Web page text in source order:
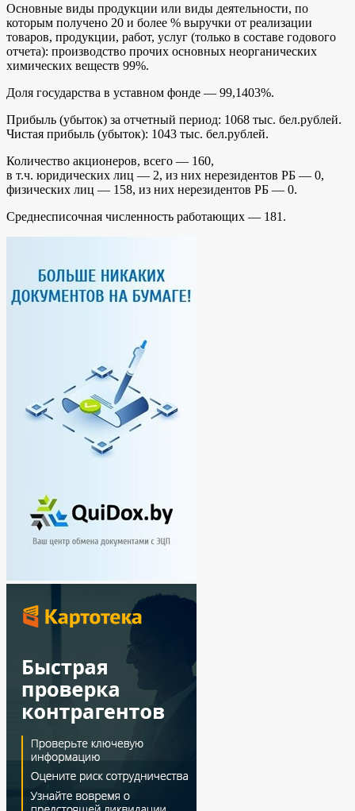
Основные виды продукции или виды деятельности, по
которым получено 20 и более % выручки от реализации
товаров, продукции, работ, услуг (только в составе годового
отчета): производство прочих основных неорганических
химических веществ 99%.
Доля государства в уставном фонде — 99,1403%.
Прибыль (убыток) за отчетный период: 1068 тыс. бел.рублей.
Чистая прибыль (убыток): 1043 тыс. бел.рублей.
Количество акционеров, всего — 160,
в т.ч. юридических лиц — 2, из них нерезидентов РБ — 0,
физических лиц — 158, из них нерезидентов РБ — 0.
Среднесписочная численность работающих — 181.